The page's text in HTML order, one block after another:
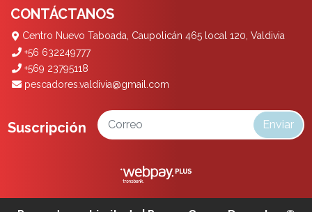
CONTÁCTANOS
Centro Nuevo Taboada, Caupolicán 465 local 120, Valdivia
+56 632249777
+569 23795118
pescadores.valdivia@gmail.com
Suscripción Enviar